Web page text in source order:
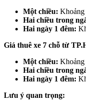
Một chiều: Khoảng
Hai chiều trong
Hai ngày 1 đêm:
Giá thuê xe 7 chỗ từ
Một chiều: Khoảng
Hai chiều trong
Hai ngày 1 đêm:
Lưu ý quan trọng: